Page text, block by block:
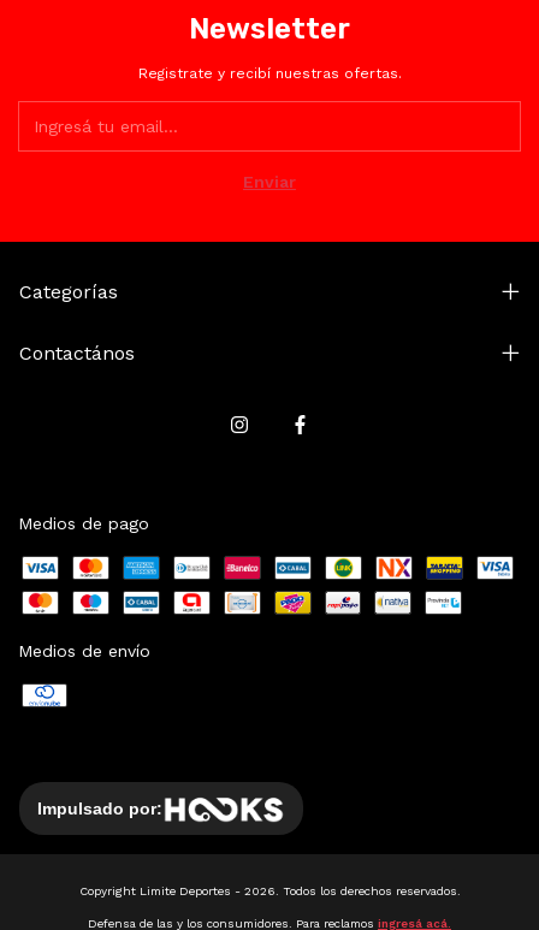
Newsletter
Registrate y recibí nuestras ofertas.
Categorías
Contactános
Medios de pago
Medios de envío
Impulsado por:
Copyright Limite Deportes - 2026. Todos los derechos reservados.
Defensa de las y los consumidores. Para reclamos ingresá acá.